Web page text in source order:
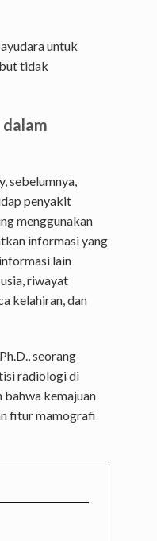
untuk
tidak
sebelumnya,
penyakit
menggunakan
informasi yang
lain
riwayat
kelahiran, dan
seorang
radiologi di
kemajuan
fitur mamografi